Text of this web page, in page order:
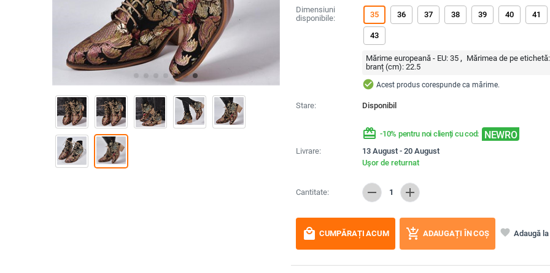
Dimensiuni
disponibile:
35 36 37 38 39 40 41
43
Mărime europeană - EU: 35 Mărimea de pe etichetă:
branț (cm): 22.5
check_circle Acest produs corespunde ca mărime.
Stare: Disponibil
redeem -10% pentru noi clienți cu cod: NEWRO
Livrare:
13 August - 20 August
Ușor de returnat
Cantitate: remove 1 add
local_mall CUMPĂRAȚI ACUM add_shopping_cart ADAUGAȚI ÎN COȘ favorite Adaugă